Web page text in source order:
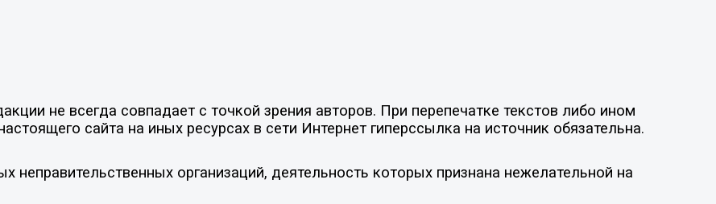
не всегда совпадает с точкой зрения авторов. При перепечатке текстов либо ином
сайта на иных ресурсах в сети Интернет гиперссылка на источник обязательна.
организаций, деятельность которых признана нежелательной на